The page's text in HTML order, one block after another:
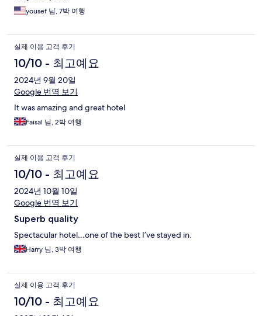
yousef 님, 7박 여행
실제 이용 고객 후기
10/10 - 최고예요
2024년 9월 20일
Google 번역 보기
It was amazing and great hotel
Faisal 님, 2박 여행
실제 이용 고객 후기
10/10 - 최고예요
2024년 10월 10일
Google 번역 보기
Superb quality
Spectacular hotel…one of the best I’ve stayed in.
Harry 님, 3박 여행
실제 이용 고객 후기
10/10 - 최고예요